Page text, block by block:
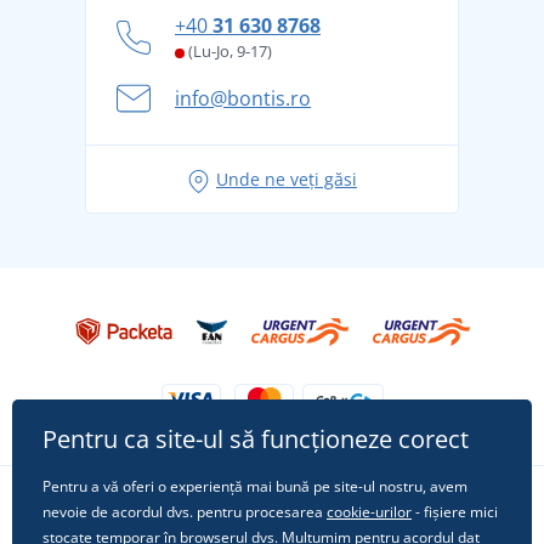
și în siguranță
Aventura de vară începe cu bagajul - pregătiți-vă
pentru vacanță fără griji
Tricoul preferat City în rol principal: ținute pentru
+4031 630 8768
(Lu-Jo, 9-17)
info@bontis.ro
Unde ne veți găsi
Urmărește-ne pe rețelele sociale
Pentru ca site-ul să funcționeze corect
Pentru a vă oferi o experiență mai bună pe site-ul nostru, avem
nevoie de acordul dvs. pentru procesarea cookie-urilor- fișiere mici
stocate temporar în browserul dvs. Mulțumim pentru acordul dat